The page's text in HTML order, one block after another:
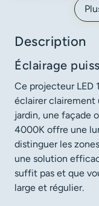
Description
Éclairage
Ce projecteur LED
éclairer clairement
jardin, une façade
4000K offre une
distinguer les
une solution
suffit pas et que
large et régulier.